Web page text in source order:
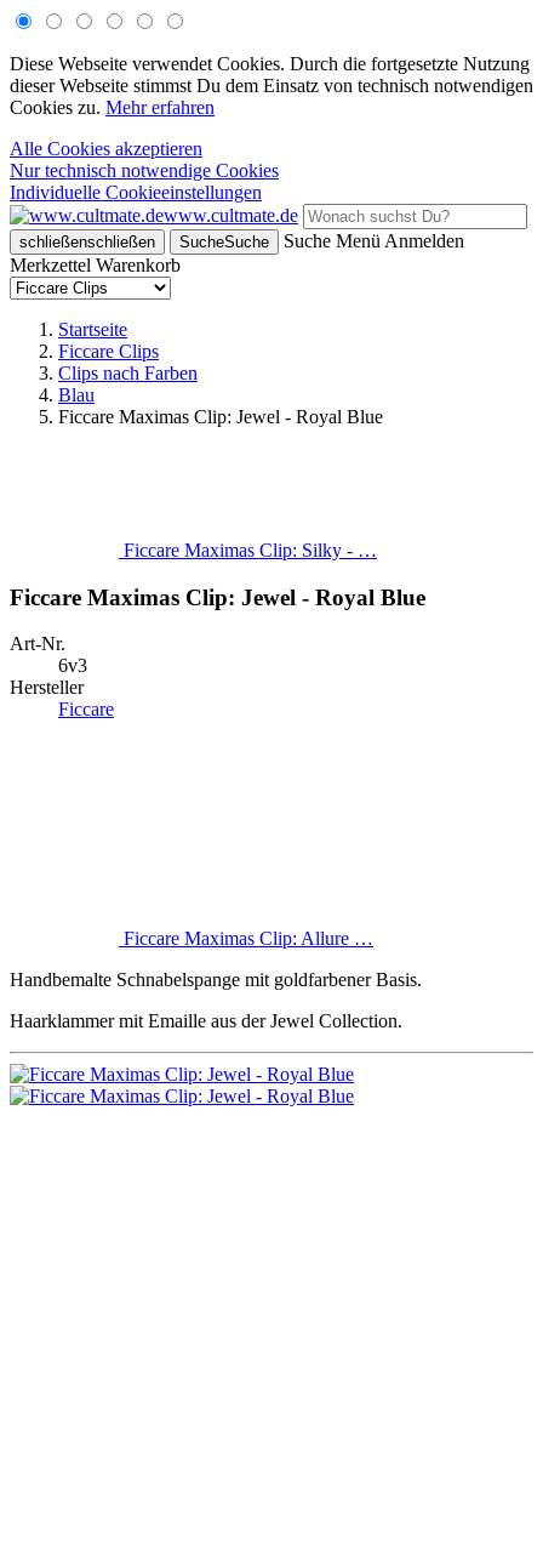
Diese Webseite verwendet Cookies. Durch die fortgesetzte Nutzung
dieser Webseite stimmst Du dem Einsatz von technisch notwendigen
Cookies zu. Mehr erfahren
Alle Cookies akzeptieren
Nur technisch notwendige Cookies
Individuelle Cookieeinstellungen
www.cultmate.de
schließenschließen SucheSuche Suche Menü Anmelden
Merkzettel Warenkorb
Startseite
Ficcare Clips
Clips nach Farben
Blau
Ficcare Maximas Clip: Jewel - Royal Blue
Ficcare Maximas Clip: Silky - …
Ficcare Maximas Clip: Jewel - Royal Blue
Art-Nr.
6v3
Hersteller
Ficcare
Ficcare Maximas Clip: Allure …
Handbemalte Schnabelspange mit goldfarbener Basis.
Haarklammer mit Emaille aus der Jewel Collection.